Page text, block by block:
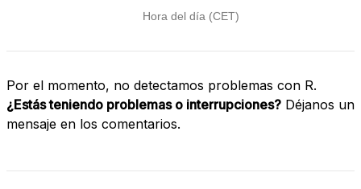
Por el momento, no detectamos problemas con R.
¿Estás teniendo problemas o interrupciones? Déjanos un
mensaje en los comentarios.